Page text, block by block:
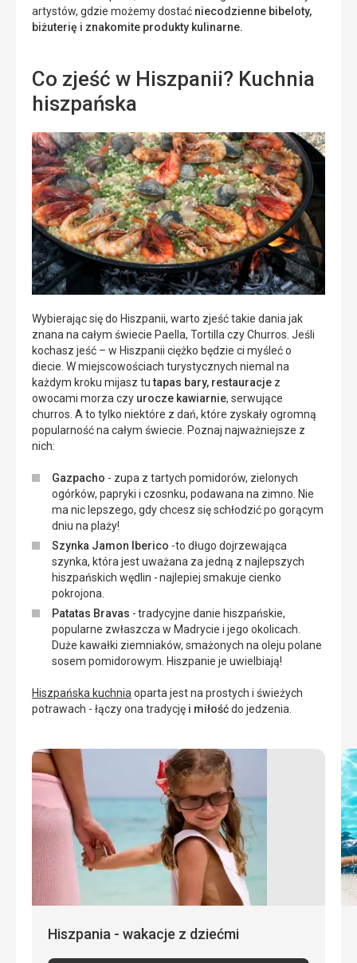
artystów, gdzie możemy dostać niecodzienne bibeloty,
biżuterię i znakomite produkty kulinarne.
Co zjeść w Hiszpanii? Kuchnia
hiszpańska
Wybierając się do Hiszpanii, warto zjeść takie dania jak
znana na całym świecie Paella, Tortilla czy Churros. Jeśli
kochasz jeść – w Hiszpanii ciężko będzie ci myśleć o
diecie. W miejscowościach turystycznych niemal na
każdym kroku mijasz tutapas bary, restauracje z
owocami morza czy urocze kawiarnie, serwujące
churros. A to tylko niektóre z dań, które zyskały ogromną
popularność na całym świecie. Poznaj najważniejsze z
nich:
Gazpacho - zupa z tartych pomidorów, zielonych
ogórków, papryki i czosnku, podawana na zimno. Nie
ma nic lepszego, gdy chcesz się schłodzić po gorącym
dniu na plaży!
Szynka Jamon Iberico -to długo dojrzewająca
szynka, która jest uważana za jedną z najlepszych
hiszpańskich wędlin - najlepiej smakuje cienko
pokrojona.
Patatas Bravas - tradycyjne danie hiszpańskie,
popularne zwłaszcza w Madrycie i jego okolicach.
Duże kawałki ziemniaków, smażonych na oleju polane
sosem pomidorowym. Hiszpanie je uwielbiają!
Hiszpańska kuchniaoparta jest na prostych i świeżych
potrawach - łączy ona tradycję i miłośćdo jedzenia.
Hiszpania - wakacje z dziećmi